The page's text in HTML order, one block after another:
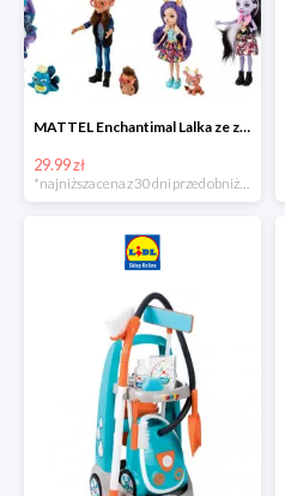
MATTEL Enchantimal Lalka ze zwierzątkiem
29.99 zł
*najniższa cena z 30 dni przed obniżką